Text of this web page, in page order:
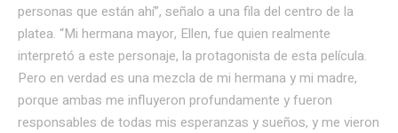
personas que están ahí”, señalo a una fila del centro de la
platea. “Mi hermana mayor, Ellen, fue quien realmente
interpretó a este personaje, la protagonista de esta película.
Pero en verdad es una mezcla de mi hermana y mi madre,
porque ambas me influyeron profundamente y fueron
responsables de todas mis esperanzas y sueños, y me vieron